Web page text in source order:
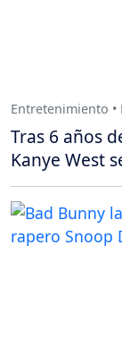
Entretenimiento •
Tras 6 años
Kanye West